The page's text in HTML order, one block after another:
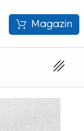
Magazin